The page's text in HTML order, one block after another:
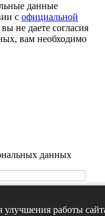
данные
с официальной
не даете согласия
вам необходимо
улучшения работы
данных